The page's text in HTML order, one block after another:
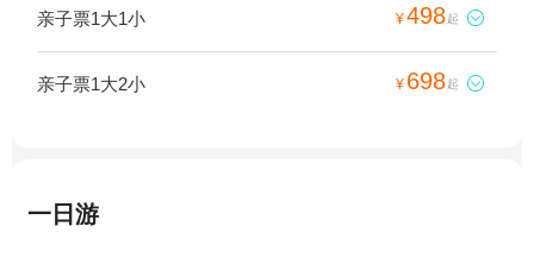
亲子票1大1小 ¥498起 
亲子票1大2小 ¥ 698起 
一日游